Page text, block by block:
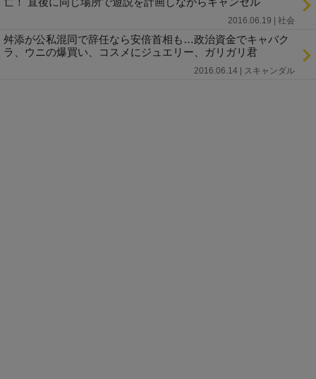
2016.06.19 | 社会
舛添が公私混同で辞任なら安倍首相も…政治資金でキャバク
ラ、ウニの爆買い、コスメにジュエリー、ガリガリ君
2016.06.14 | スキャンダル